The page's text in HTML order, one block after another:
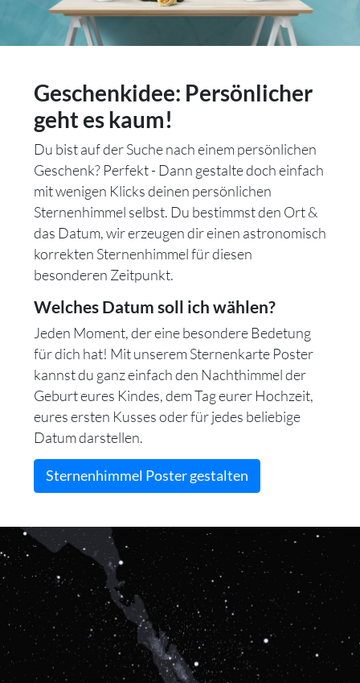
Geschenkidee: Persönlicher
geht es kaum!
Du bist auf der Suche nach einem persönlichen
Geschenk? Perfekt - Dann gestalte doch einfach
mit wenigen Klicks deinen persönlichen
Sternenhimmel selbst. Du bestimmst den Ort &
das Datum, wir erzeugen dir einen astronomisch
korrekten Sternenhimmel für diesen
besonderen Zeitpunkt.
Welches Datum soll ich wählen?
Jeden Moment, der eine besondere Bedetung
für dich hat! Mit unserem Sternenkarte Poster
kannst du ganz einfach den Nachthimmel der
Geburt eures Kindes, dem Tag eurer Hochzeit,
eures ersten Kusses oder für jedes beliebige
Datum darstellen.
Sternenhimmel Poster gestalten